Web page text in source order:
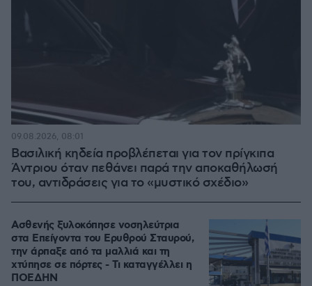
Βασιλική κηδεία προβλέπεται για τον πρίγκιπα
Άντριου όταν πεθάνει παρά την αποκαθήλωσή
του, αντιδράσεις για το «μυστικό σχέδιο»
09.08.2026, 08:01
Ασθενής ξυλοκόπησε νοσηλεύτρια
στα Επείγοντα του Ερυθρού Σταυρού,
την άρπαξε από τα μαλλιά και τη
χτύπησε σε πόρτες - Τι καταγγέλλει η
ΠΟΕΔΗΝ